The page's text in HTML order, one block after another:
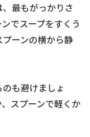
最もがっかりさ
でスープをすくう
ーンの横から静
も避けましょ
スプーンで軽くか